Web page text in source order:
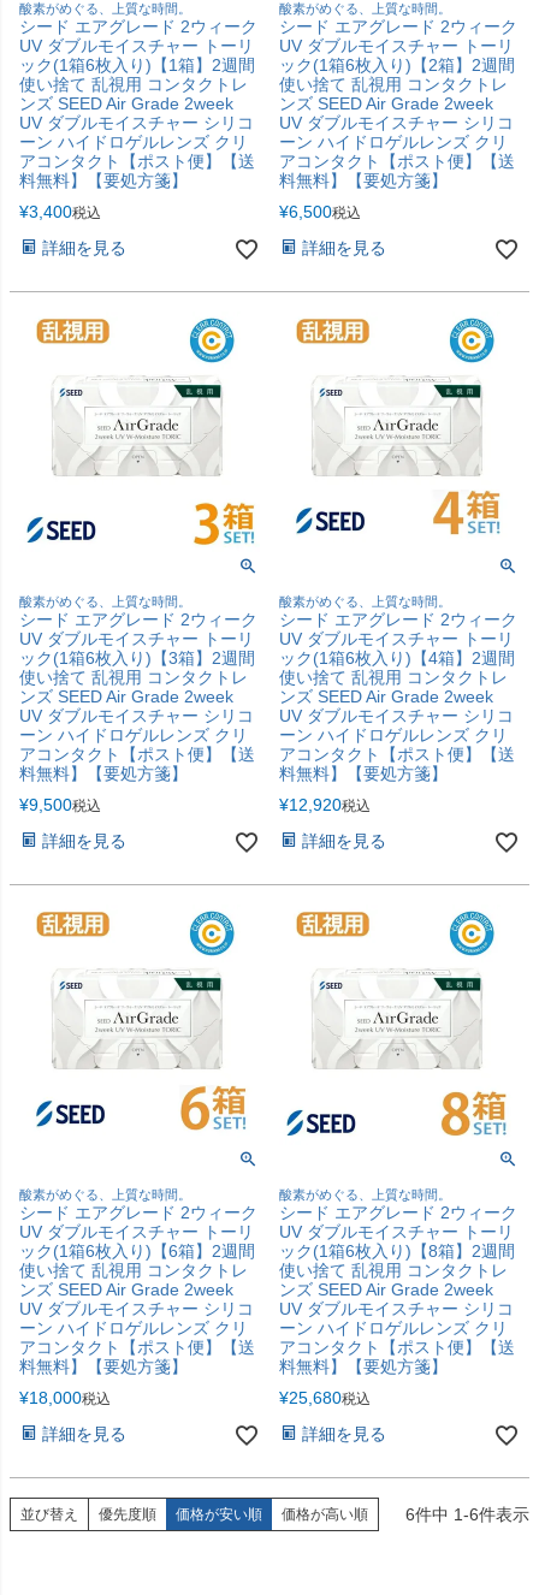
酸素がめぐる、上質な時間。
シード エアグレード 2ウィーク
UV ダブルモイスチャー トーリ
ック(1箱6枚入り)【1箱】2週間
使い捨て 乱視用 コンタクトレ
ンズ SEED Air Grade 2week
UV ダブルモイスチャー シリコ
ーン ハイドロゲルレンズ クリ
アコンタクト【ポスト便】【送
料無料】【要処方箋】
¥3,400税込
詳細を見る
酸素がめぐる、上質な時間。
シード エアグレード 2ウィーク
UV ダブルモイスチャー トーリ
ック(1箱6枚入り)【2箱】2週間
使い捨て 乱視用 コンタクトレ
ンズ SEED Air Grade 2week
UV ダブルモイスチャー シリコ
ーン ハイドロゲルレンズ クリ
アコンタクト【ポスト便】【送
料無料】【要処方箋】
¥6,500税込
詳細を見る
酸素がめぐる、上質な時間。
シード エアグレード 2ウィーク
UV ダブルモイスチャー トーリ
ック(1箱6枚入り)【3箱】2週間
使い捨て 乱視用 コンタクトレ
ンズ SEED Air Grade 2week
UV ダブルモイスチャー シリコ
ーン ハイドロゲルレンズ クリ
アコンタクト【ポスト便】【送
料無料】【要処方箋】
¥9,500税込
詳細を見る
酸素がめぐる、上質な時間。
シード エアグレード 2ウィーク
UV ダブルモイスチャー トーリ
ック(1箱6枚入り)【4箱】2週間
使い捨て 乱視用 コンタクトレ
ンズ SEED Air Grade 2week
UV ダブルモイスチャー シリコ
ーン ハイドロゲルレンズ クリ
アコンタクト【ポスト便】【送
料無料】【要処方箋】
¥12,920税込
詳細を見る
酸素がめぐる、上質な時間。
シード エアグレード 2ウィーク
UV ダブルモイスチャー トーリ
ック(1箱6枚入り)【6箱】2週間
使い捨て 乱視用 コンタクトレ
ンズ SEED Air Grade 2week
UV ダブルモイスチャー シリコ
ーン ハイドロゲルレンズ クリ
アコンタクト【ポスト便】【送
料無料】【要処方箋】
¥18,000税込
詳細を見る
酸素がめぐる、上質な時間。
シード エアグレード 2ウィーク
UV ダブルモイスチャー トーリ
ック(1箱6枚入り)【8箱】2週間
使い捨て 乱視用 コンタクトレ
ンズ SEED Air Grade 2week
UV ダブルモイスチャー シリコ
ーン ハイドロゲルレンズ クリ
アコンタクト【ポスト便】【送
料無料】【要処方箋】
¥25,680税込
詳細を見る
並び替え 優先度順 価格が安い順 価格が高い順 6件中 1-6件表示